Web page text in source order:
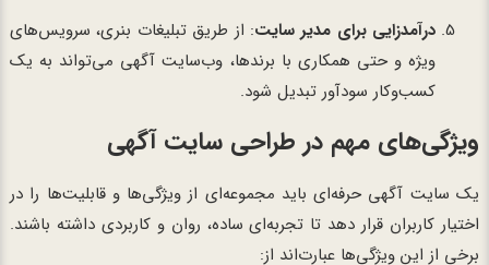
درآمدزایی برای مدیر سایت: از طریق تبلیغات بنری، سرویس‌های
ویژه و حتی همکاری با برندها، وب‌سایت آگهی می‌تواند به یک
کسب‌وکار سودآور تبدیل شود.
ویژگی‌های مهم در طراحی سایت آگهی
یک سایت آگهی حرفه‌ای باید مجموعه‌ای از ویژگی‌ها و قابلیت‌ها را در
اختیار کاربران قرار دهد تا تجربه‌ای ساده، روان و کاربردی داشته باشند.
برخی از این ویژگی‌ها عبارت‌اند از: